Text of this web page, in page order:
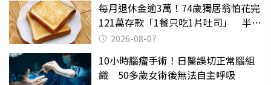
每月退休金逾3萬！74歲獨居翁怕花完
121萬存款「1餐只吃1片吐司」 半年
後暴瘦嚇壞女兒
2026-08-07
10小時腦瘤手術！日醫誤切正常腦組
織 50多歲女術後無法自主呼吸